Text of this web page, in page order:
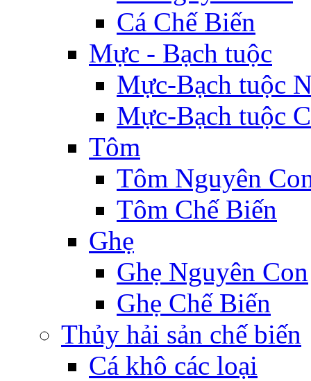
Cá Chế Biến
Mực - Bạch tuộc
Mực-Bạch tuộc
Mực-Bạch tuộc
Tôm
Tôm Nguyên
Tôm Chế Biến
Ghẹ
Ghẹ Nguyên Con
Ghẹ Chế Biến
Thủy hải sản chế biến
Cá khô các loại